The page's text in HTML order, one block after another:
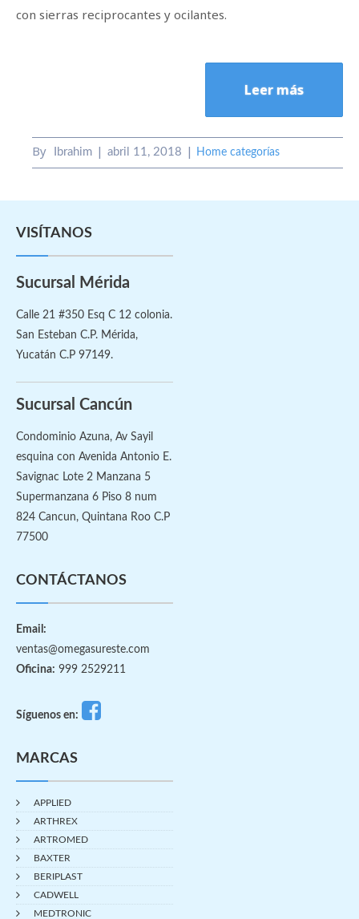
con sierras reciprocantes y ocilantes.
Leer más
By Ibrahim abril 11, 2018 Home categorías
VISÍTANOS
Sucursal Mérida
Calle 21 #350 Esq C 12 colonia.
San Esteban C.P. Mérida,
Yucatán C.P 97149.
Sucursal Cancún
Condominio Azuna, Av Sayil
esquina con Avenida Antonio E.
Savignac Lote 2 Manzana 5
Supermanzana 6 Piso 8 num
824 Cancun, Quintana Roo C.P
77500
CONTÁCTANOS
Email:
ventas@omegasureste.com
Oficina: 999 2529211
Síguenos en:
MARCAS
APPLIED
ARTHREX
ARTROMED
BAXTER
BERIPLAST
CADWELL
MEDTRONIC